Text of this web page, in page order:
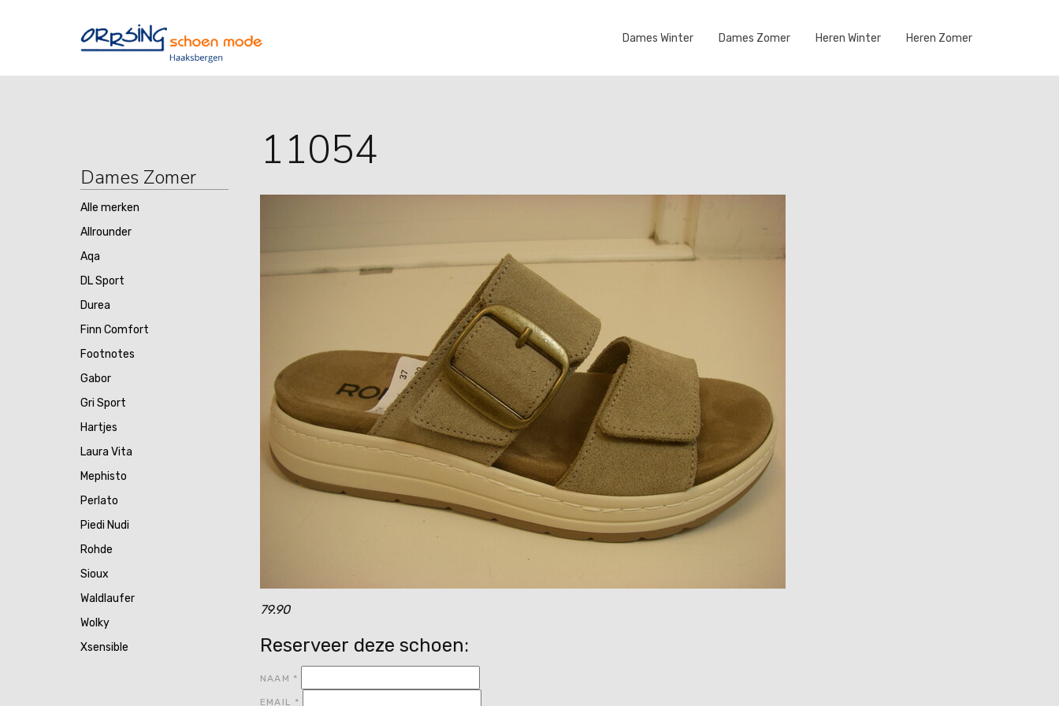
Dames Winter Dames Zomer Heren Winter Heren Zomer
Dames Zomer
Alle merken
Allrounder
Aqa
DL Sport
Durea
Finn Comfort
Footnotes
Gabor
Gri Sport
Hartjes
Laura Vita
Mephisto
Perlato
Piedi Nudi
Rohde
Sioux
Waldlaufer
Wolky
Xsensible
11054
79.90
Reserveer deze schoen:
NAAM *
EMAIL *